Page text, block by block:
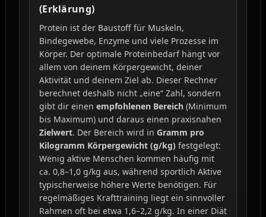
(Erklärung)
Protein ist der Baustoff für Muskeln,
Bindegewebe, Enzyme und viele Prozesse im
Körper. Der optimale Proteinbedarf hängt vor
allem von deinem Körpergewicht, deiner
Aktivität und deinem Ziel ab. Dieser Rechner
berechnet deshalb nicht „eine“ Zahl, sondern
gibt dir einen empfohlenen Bereich(Minimum
bis Maximum) und daraus einen praxisnahen
Zielwert. Der Bereich wird in Gramm pro
Kilogramm Körpergewicht (g/kg)festgelegt:
Wenig aktive Menschen kommen häufig mit
ca. 0,8–1,0 g/kg aus, während sportlich Aktive
typischerweise höhere Werte benötigen. Für
regelmäßiges Krafttraining liegt ein sinnvoller
Rahmen oft bei etwa 1,6–2,2 g/kg. In einer Diät